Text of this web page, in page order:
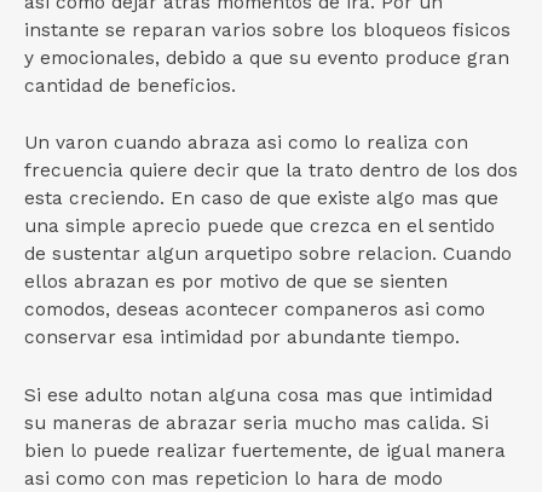
instante se reparan varios sobre los bloqueos fisicos
y emocionales, debido a que su evento produce gran
cantidad de beneficios.
Un varon cuando abraza asi­ como lo realiza con
frecuencia quiere decir que la trato dentro de los dos
esta creciendo. En caso de que existe algo mas que
una simple aprecio puede que crezca en el sentido
de sustentar algun arquetipo sobre relacion. Cuando
ellos abrazan es por motivo de que se sienten
comodos, deseas acontecer companeros asi­ como
conservar esa intimidad por abundante tiempo.
Si ese adulto notan alguna cosa mas que intimidad
su maneras de abrazar seri­a mucho mas calida. Si
bien lo puede realizar fuertemente, de igual manera
asi­ como con mas repeticion lo hara de modo